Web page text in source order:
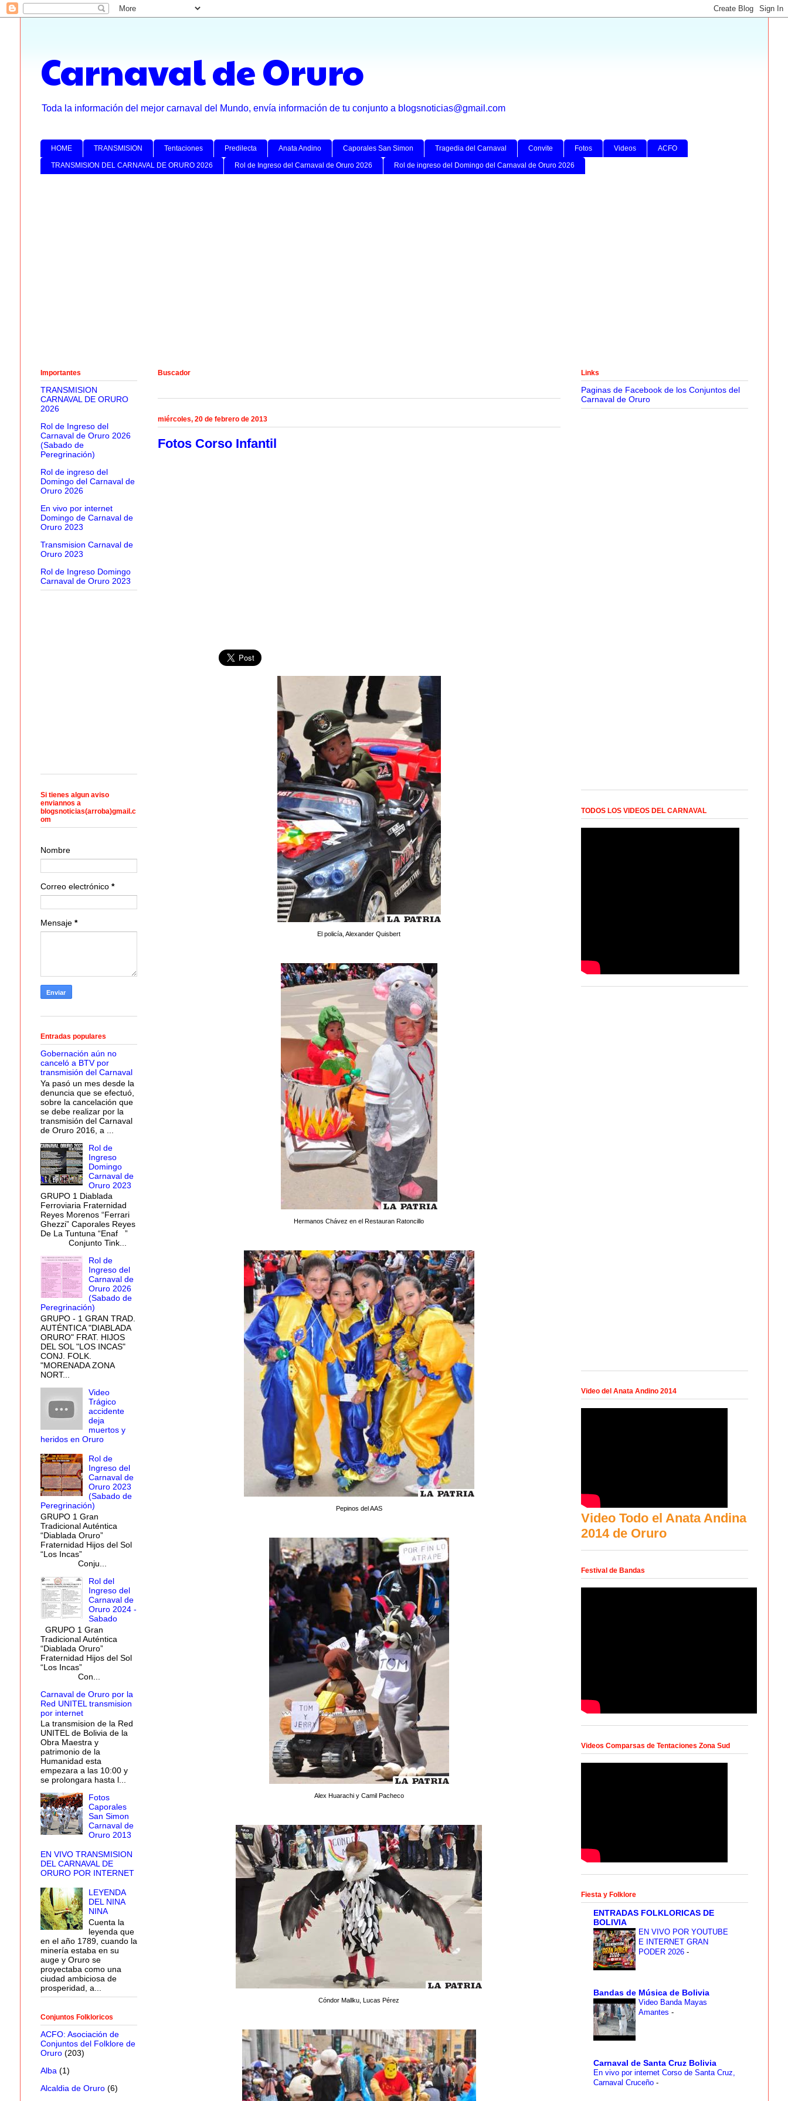
Carnaval de Oruro
Toda la información del mejor carnaval del Mundo, envía información de tu conjunto a blogsnoticias@gmail.com
HOME TRANSMISION Tentaciones Predilecta Anata Andino Caporales San Simon Tragedia del Carnaval Convite Fotos Videos ACFO
TRANSMISION DEL CARNAVAL DE ORURO 2026 Rol de Ingreso del Carnaval de Oruro 2026 Rol de ingreso del Domingo del Carnaval de Oruro 2026
Buscador
miércoles, 20 de febrero de 2013
Fotos Corso Infantil
El policía, Alexander Quisbert
Hermanos Chávez en el Restauran Ratoncillo
Pepinos del AAS
Alex Huarachi y Camil Pacheco
Cóndor Mallku, Lucas Pérez
Importantes
TRANSMISION
CARNAVAL DE ORURO
2026
Rol de Ingreso del
Carnaval de Oruro 2026
(Sabado de
Peregrinación)
Rol de ingreso del
Domingo del Carnaval de
Oruro 2026
En vivo por internet
Domingo de Carnaval de
Oruro 2023
Transmision Carnaval de
Oruro 2023
Rol de Ingreso Domingo
Carnaval de Oruro 2023
Si tienes algun aviso
enviannos a
blogsnoticias(arroba)gmail.c
om
Nombre
Correo electrónico *
Mensaje *
Entradas populares
Gobernación aún no
canceló a BTV por
transmisión del Carnaval
Ya pasó un mes desde la
denuncia que se efectuó,
sobre la cancelación que
se debe realizar por la
transmisión del Carnaval
de Oruro 2016, a ...
Rol de
Ingreso
Domingo
Carnaval de
Oruro 2023
GRUPO 1 Diablada
Ferroviaria Fraternidad
Reyes Morenos “Ferrari
Ghezzi” Caporales Reyes
De La Tuntuna “Enaf ”
Conjunto Tink...
Rol de
Ingreso del
Carnaval de
Oruro 2026
(Sabado de
Peregrinación)
GRUPO - 1 GRAN TRAD.
AUTÉNTICA "DIABLADA
ORURO" FRAT. HIJOS
DEL SOL "LOS INCAS"
CONJ. FOLK.
"MORENADA ZONA
NORT...
Video
Trágico
accidente
deja
muertos y
heridos en Oruro
Rol de
Ingreso del
Carnaval de
Oruro 2023
(Sabado de
Peregrinación)
GRUPO 1 Gran
Tradicional Auténtica
“Diablada Oruro”
Fraternidad Hijos del Sol
“Los Incas”
Conju...
Rol del
Ingreso del
Carnaval de
Oruro 2024 -
Sabado
GRUPO 1 Gran
Tradicional Auténtica
“Diablada Oruro”
Fraternidad Hijos del Sol
“Los Incas”
Con...
Carnaval de Oruro por la
Red UNITEL transmision
por internet
La transmision de la Red
UNITEL de Bolivia de la
Obra Maestra y
patrimonio de la
Humanidad esta
empezara a las 10:00 y
se prolongara hasta l...
Fotos
Caporales
San Simon
Carnaval de
Oruro 2013
EN VIVO TRANSMISION
DEL CARNAVAL DE
ORURO POR INTERNET
LEYENDA
DEL NINA
NINA
Cuenta la
leyenda que
en el año 1789, cuando la
minería estaba en su
auge y Oruro se
proyectaba como una
ciudad ambiciosa de
prosperidad, a...
Conjuntos Folkloricos
ACFO: Asociación de
Conjuntos del Folklore de
Oruro (203)
Alba (1)
Alcaldia de Oruro (6)
Links
Paginas de Facebook de los Conjuntos del
Carnaval de Oruro
TODOS LOS VIDEOS DEL CARNAVAL
Video del Anata Andino 2014
Video Todo el Anata Andina
2014 de Oruro
Festival de Bandas
Videos Comparsas de Tentaciones Zona Sud
Fiesta y Folklore
ENTRADAS FOLKLORICAS DE
BOLIVIA
EN VIVO POR YOUTUBE
E INTERNET GRAN
PODER 2026 -
Bandas de Música de Bolivia
Video Banda Mayas
Amantes -
Carnaval de Santa Cruz Bolivia
En vivo por internet Corso de Santa Cruz,
Carnaval Cruceño -